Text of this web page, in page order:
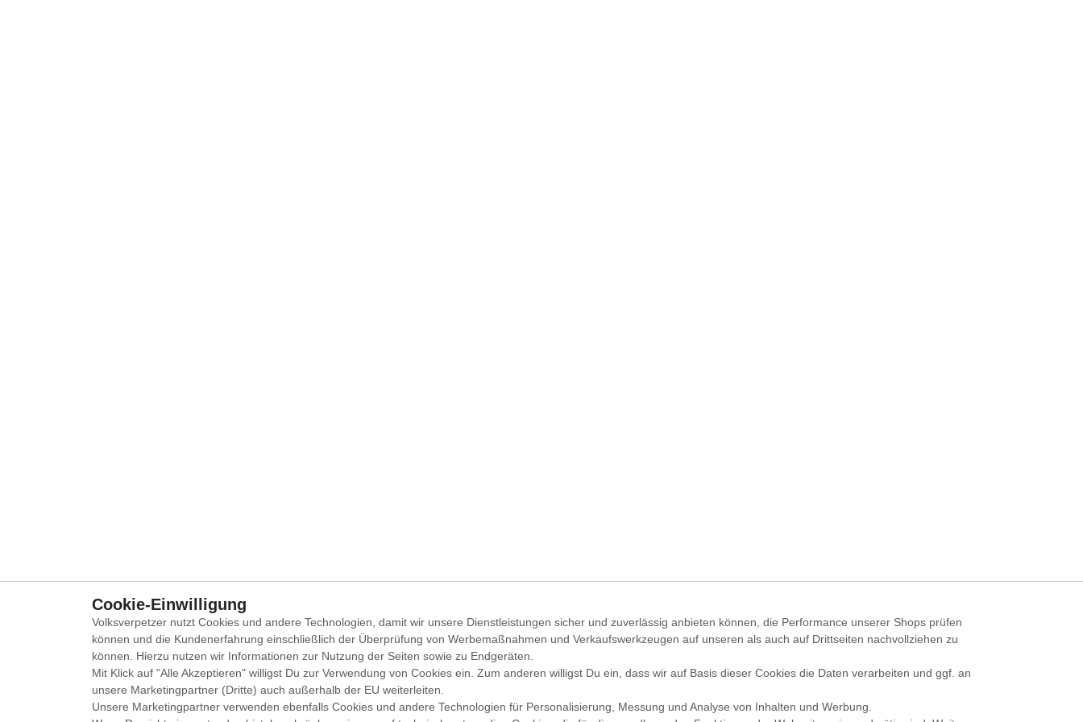
Cookie-Einwilligung
Volksverpetzer nutzt Cookies und andere Technologien, damit wir unsere Dienstleistungen sicher und zuverlässig anbieten können, die Performance unserer Shops prüfen
können und die Kundenerfahrung einschließlich der Überprüfung von Werbemaßnahmen und Verkaufswerkzeugen auf unseren als auch auf Drittseiten nachvollziehen zu
können. Hierzu nutzen wir Informationen zur Nutzung der Seiten sowie zu Endgeräten.
Mit Klick auf "Alle Akzeptieren" willigst Du zur Verwendung von Cookies ein. Zum anderen willigst Du ein, dass wir auf Basis dieser Cookies die Daten verarbeiten und ggf. an
unsere Marketingpartner (Dritte) auch außerhalb der EU weiterleiten.
Unsere Marketingpartner verwenden ebenfalls Cookies und andere Technologien für Personalisierung, Messung und Analyse von Inhalten und Werbung.